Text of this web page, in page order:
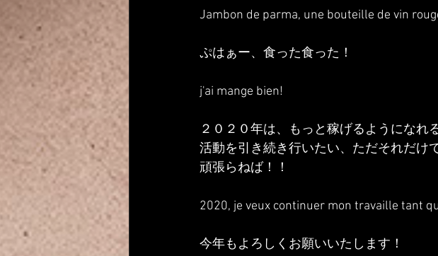
Jambon de parma, une bouteille de vin
ぷはぁー、食った食った！
j'ai mange bien!
２０２０年は、もっと稼げるようになれ
活動を引き続き行いたい、ただそれだけで
頑張らねば！！
2020, je veux continuer mon travaille tant
今年もよろしくお願いいたします！